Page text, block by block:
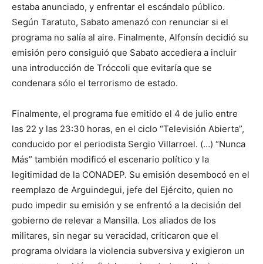
estaba anunciado, y enfrentar el escándalo público.
Según Taratuto, Sabato amenazó con renunciar si el
programa no salía al aire. Finalmente, Alfonsín decidió su
emisión pero consiguió que Sabato accediera a incluir
una introducción de Tróccoli que evitaría que se
condenara sólo el terrorismo de estado.
Finalmente, el programa fue emitido el 4 de julio entre
las 22 y las 23:30 horas, en el ciclo “Televisión Abierta”,
conducido por el periodista Sergio Villarroel. (…) “Nunca
Más” también modificó el escenario político y la
legitimidad de la CONADEP. Su emisión desembocó en el
reemplazo de Arguindegui, jefe del Ejército, quien no
pudo impedir su emisión y se enfrentó a la decisión del
gobierno de relevar a Mansilla. Los aliados de los
militares, sin negar su veracidad, criticaron que el
programa olvidara la violencia subversiva y exigieron un